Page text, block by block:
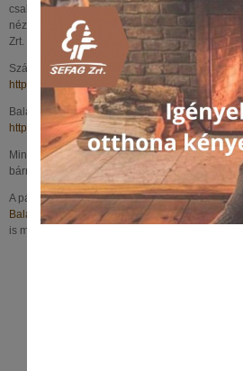
családokat. Érdemes akár mindegyiket
nézőpontból is élvezhetjük a nem mindennapi
Zrt. által üzemeltetett kilátókhoz:
Szántód, Molyhos tölgy pihenőterasz:
https://goo.gl/maps/MeWSvAKYCZytCrzB7
Balatonlelle, Kishegyi kilátó és élményközpont:
https://goo.gl/maps/qbT1vQriZ9c6Xy717
Mindkettő kitűnő hétvégi családi program
bármely időszakában.
A pályázati projekt során aBakonyerdő Zrt.
Balatonföldvár
ésFonyód Önkormányzata
is megvalósult.